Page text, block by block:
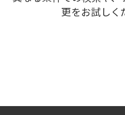
更をお試しく